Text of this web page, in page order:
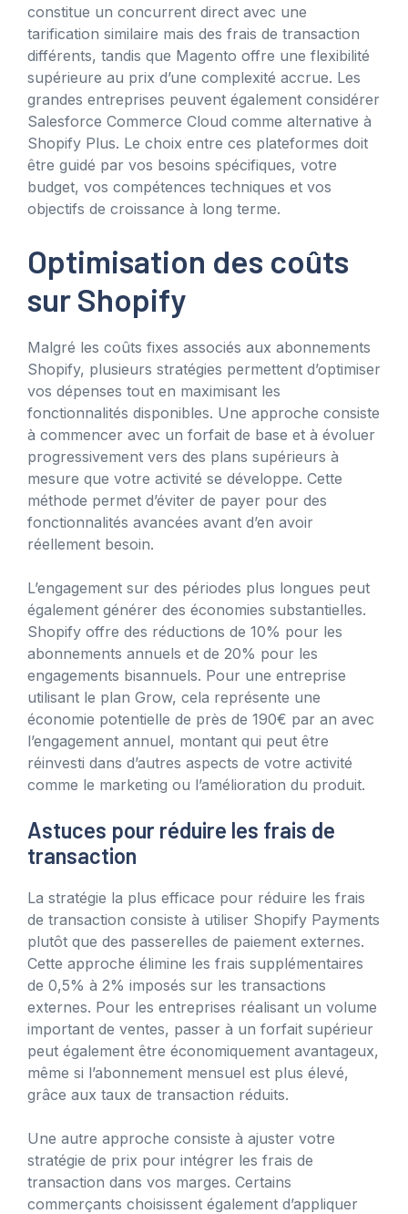
constitue un concurrent direct avec une
tarification similaire mais des frais de transaction
différents, tandis que Magento offre une flexibilité
supérieure au prix d’une complexité accrue. Les
grandes entreprises peuvent également considérer
Salesforce Commerce Cloud comme alternative à
Shopify Plus. Le choix entre ces plateformes doit
être guidé par vos besoins spécifiques, votre
budget, vos compétences techniques et vos
objectifs de croissance à long terme.
Optimisation des coûts
sur Shopify
Malgré les coûts fixes associés aux abonnements
Shopify, plusieurs stratégies permettent d’optimiser
vos dépenses tout en maximisant les
fonctionnalités disponibles. Une approche consiste
à commencer avec un forfait de base et à évoluer
progressivement vers des plans supérieurs à
mesure que votre activité se développe. Cette
méthode permet d’éviter de payer pour des
fonctionnalités avancées avant d’en avoir
réellement besoin.
L’engagement sur des périodes plus longues peut
également générer des économies substantielles.
Shopify offre des réductions de 10% pour les
abonnements annuels et de 20% pour les
engagements bisannuels. Pour une entreprise
utilisant le plan Grow, cela représente une
économie potentielle de près de 190€ par an avec
l’engagement annuel, montant qui peut être
réinvesti dans d’autres aspects de votre activité
comme le marketing ou l’amélioration du produit.
Astuces pour réduire les frais de
transaction
La stratégie la plus efficace pour réduire les frais
de transaction consiste à utiliser Shopify Payments
plutôt que des passerelles de paiement externes.
Cette approche élimine les frais supplémentaires
de 0,5% à 2% imposés sur les transactions
externes. Pour les entreprises réalisant un volume
important de ventes, passer à un forfait supérieur
peut également être économiquement avantageux,
même si l’abonnement mensuel est plus élevé,
grâce aux taux de transaction réduits.
Une autre approche consiste à ajuster votre
stratégie de prix pour intégrer les frais de
transaction dans vos marges. Certains
commerçants choisissent également d’appliquer